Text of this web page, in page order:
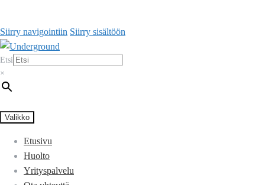
Siirry navigointiin Siirry sisältöön
Etsi
×
Valikko
Etusivu
Huolto
Yrityspalvelu